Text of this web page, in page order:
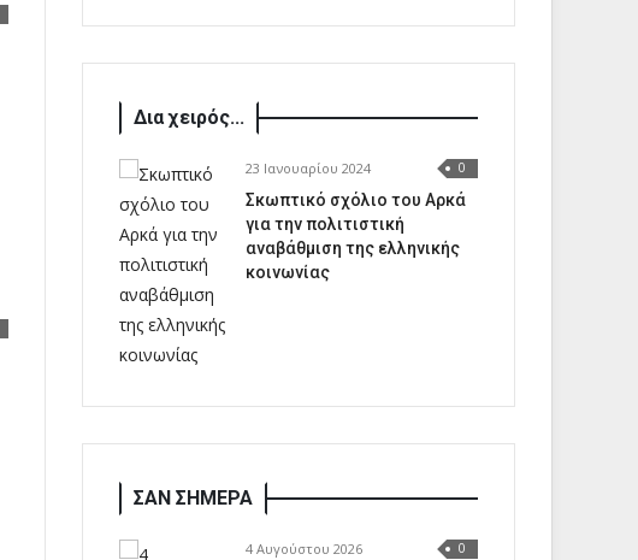
Δια χειρός...
23 Ιανουαρίου 2024 0
Σκωπτικό σχόλιο του Αρκά
για την πολιτιστική
αναβάθμιση της ελληνικής
κοινωνίας
ΣΑΝ ΣΗΜΕΡΑ
4 Αυγούστου 2026 0